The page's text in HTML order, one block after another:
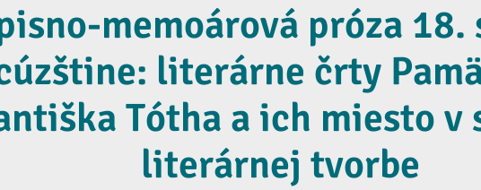
memoárová próza
literárne črty
Tótha a ich miesto v
literárnej tvorbe